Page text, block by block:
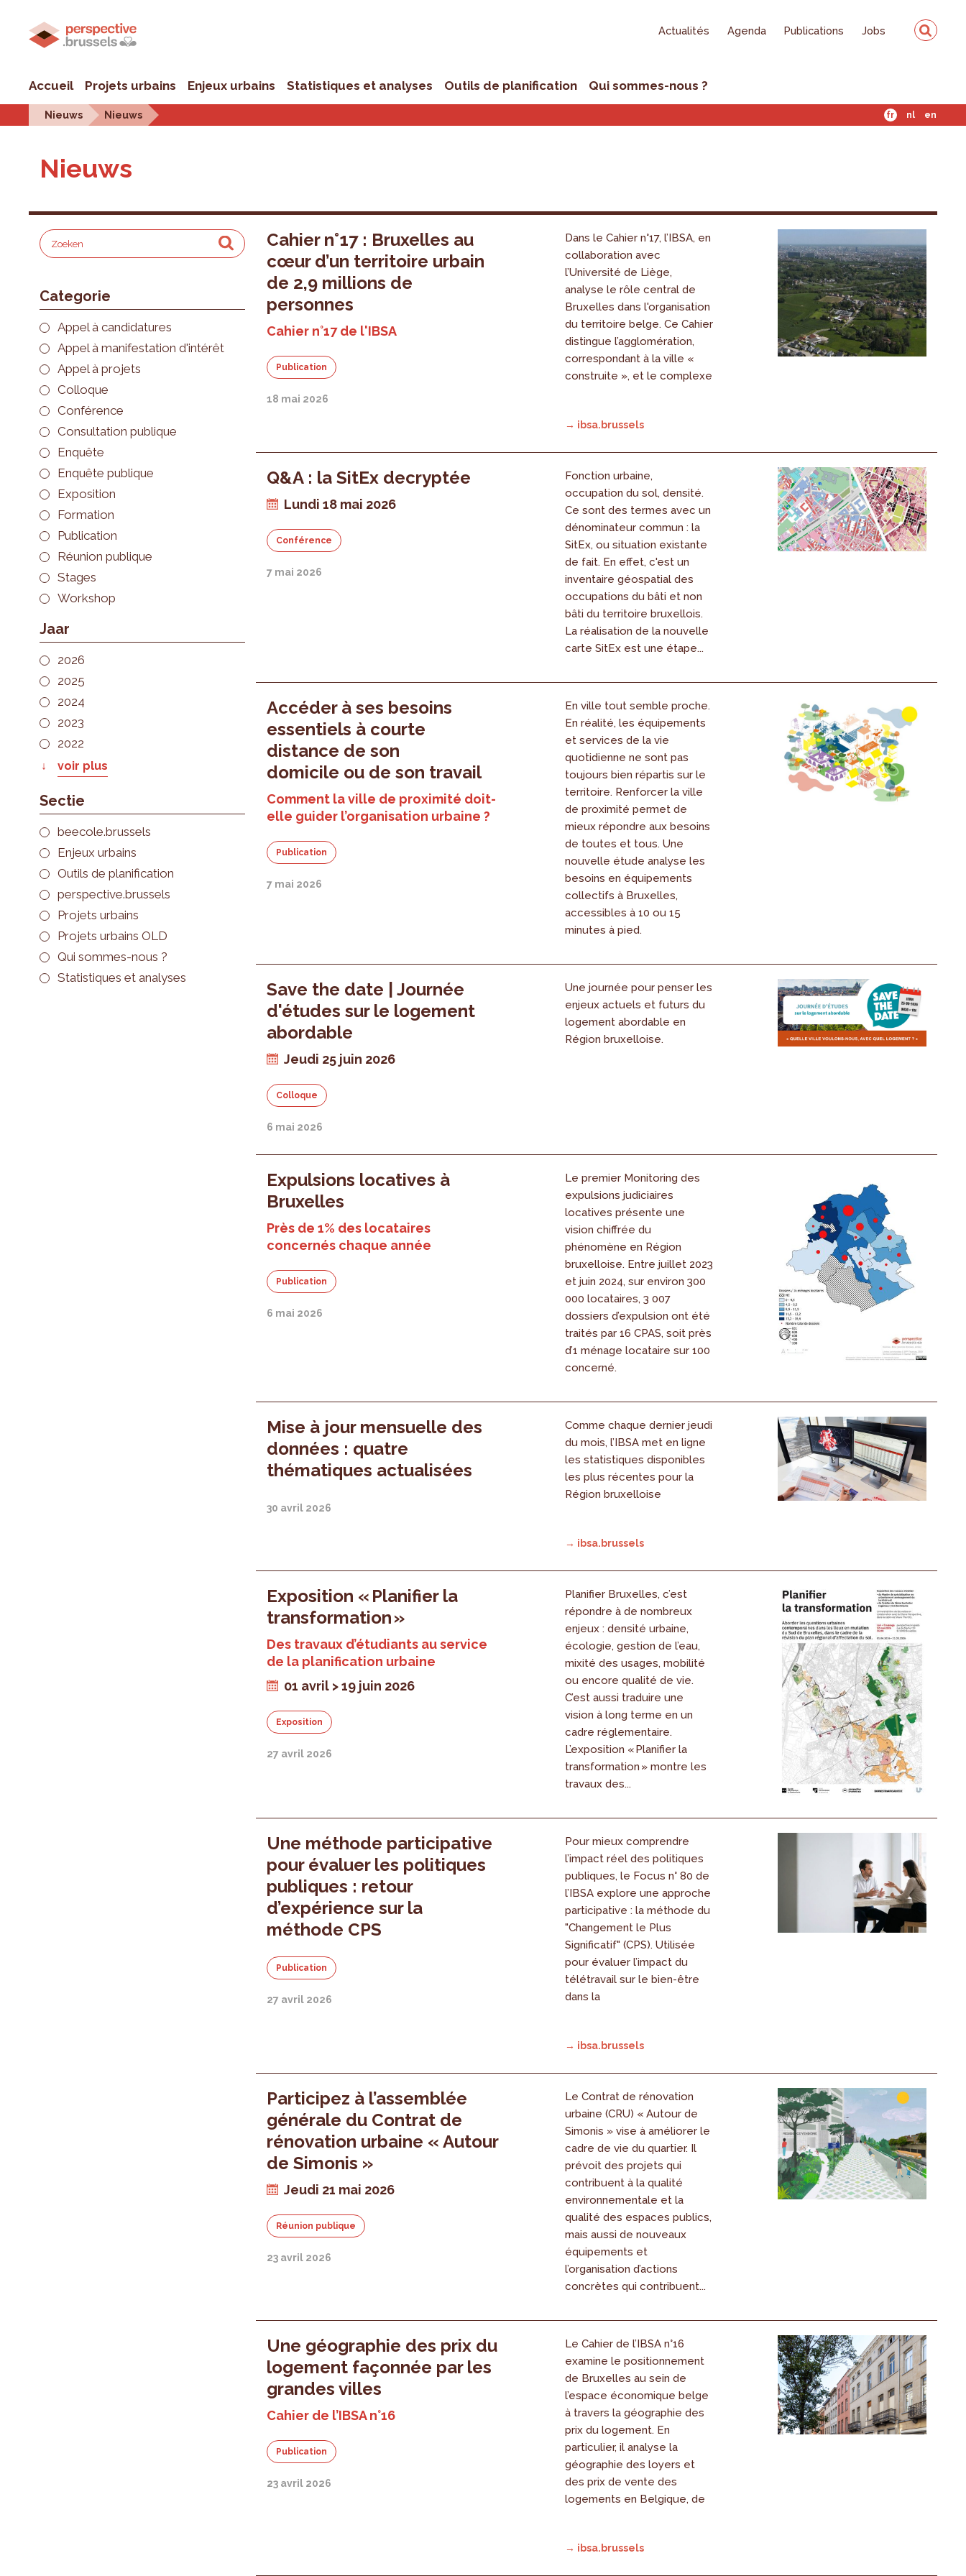
Actualités Agenda Publications Jobs
Accueil Projets urbains Enjeux urbains Statistiques et analyses Outils de planification Qui sommes-nous ?
Nieuws Nieuws fr nl en
Nieuws
Categorie
Appel à candidatures
Appel à manifestation d'intérêt
Appel à projets
Colloque
Conférence
Consultation publique
Enquête
Enquête publique
Exposition
Formation
Publication
Réunion publique
Stages
Workshop
Jaar
2026
2025
2024
2023
2022
voir plus
Sectie
beecole.brussels
Enjeux urbains
Outils de planification
perspective.brussels
Projets urbains
Projets urbains OLD
Qui sommes-nous ?
Statistiques et analyses
Cahier n°17 : Bruxelles au
cœur d’un territoire urbain
de 2,9 millions de
personnes
Cahier n°17 de l'IBSA
Publication
18 mai 2026
Dans le Cahier n°17, l’IBSA, en
collaboration avec
l’Université de Liège,
analyse le rôle central de
Bruxelles dans l'organisation
du territoire belge. Ce Cahier
distingue l’agglomération,
correspondant à la ville «
construite », et le complexe
→ ibsa.brussels
Q&A : la SitEx decryptée
Lundi 18 mai 2026
Conférence
7 mai 2026
Fonction urbaine,
occupation du sol, densité.
Ce sont des termes avec un
dénominateur commun : la
SitEx, ou situation existante
de fait. En effet, c'est un
inventaire géospatial des
occupations du bâti et non
bâti du territoire bruxellois.
La réalisation de la nouvelle
carte SitEx est une étape...
Accéder à ses besoins
essentiels à courte
distance de son
domicile ou de son travail
Comment la ville de proximité doit-
elle guider l’organisation urbaine ?
Publication
7 mai 2026
En ville tout semble proche.
En réalité, les équipements
et services de la vie
quotidienne ne sont pas
toujours bien répartis sur le
territoire. Renforcer la ville
de proximité permet de
mieux répondre aux besoins
de toutes et tous. Une
nouvelle étude analyse les
besoins en équipements
collectifs à Bruxelles,
accessibles à 10 ou 15
minutes à pied.
Save the date | Journée
d'études sur le logement
abordable
Jeudi 25 juin 2026
Colloque
6 mai 2026
Une journée pour penser les
enjeux actuels et futurs du
logement abordable en
Région bruxelloise.
Expulsions locatives à
Bruxelles
Près de 1% des locataires
concernés chaque année
Publication
6 mai 2026
Le premier Monitoring des
expulsions judiciaires
locatives présente une
vision chiffrée du
phénomène en Région
bruxelloise. Entre juillet 2023
et juin 2024, sur environ 300
000 locataires, 3 007
dossiers d’expulsion ont été
traités par 16 CPAS, soit près
d’1 ménage locataire sur 100
concerné.
Mise à jour mensuelle des
données : quatre
thématiques actualisées
30 avril 2026
Comme chaque dernier jeudi
du mois, l’IBSA met en ligne
les statistiques disponibles
les plus récentes pour la
Région bruxelloise
→ ibsa.brussels
Exposition « Planifier la
transformation »
Des travaux d’étudiants au service
de la planification urbaine
01 avril > 19 juin 2026
Exposition
27 avril 2026
Planifier Bruxelles, c’est
répondre à de nombreux
enjeux : densité urbaine,
écologie, gestion de l’eau,
mixité des usages, mobilité
ou encore qualité de vie.
C’est aussi traduire une
vision à long terme en un
cadre réglementaire.
L’exposition « Planifier la
transformation » montre les
travaux des...
Une méthode participative
pour évaluer les politiques
publiques : retour
d’expérience sur la
méthode CPS
Publication
27 avril 2026
Pour mieux comprendre
l’impact réel des politiques
publiques, le Focus n° 80 de
l’IBSA explore une approche
participative : la méthode du
"Changement le Plus
Significatif" (CPS). Utilisée
pour évaluer l’impact du
télétravail sur le bien-être
dans la
→ ibsa.brussels
Participez à l’assemblée
générale du Contrat de
rénovation urbaine « Autour
de Simonis »
Jeudi 21 mai 2026
Réunion publique
23 avril 2026
Le Contrat de rénovation
urbaine (CRU) « Autour de
Simonis » vise à améliorer le
cadre de vie du quartier. Il
prévoit des projets qui
contribuent à la qualité
environnementale et la
qualité des espaces publics,
mais aussi de nouveaux
équipements et
l’organisation d’actions
concrètes qui contribuent...
Une géographie des prix du
logement façonnée par les
grandes villes
Cahier de l’IBSA n°16
Publication
23 avril 2026
Le Cahier de l’IBSA n°16
examine le positionnement
de Bruxelles au sein de
l’espace économique belge
à travers la géographie des
prix du logement. En
particulier, il analyse la
géographie des loyers et
des prix de vente des
logements en Belgique, de
→ ibsa.brussels